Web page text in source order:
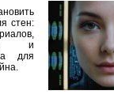
стен:
и
для